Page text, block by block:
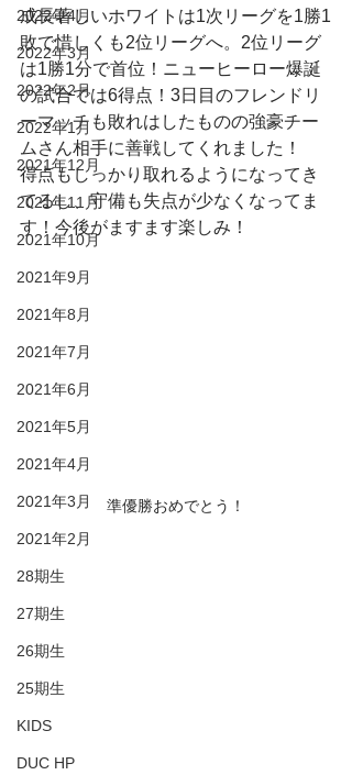
2022年4月
2022年3月
2022年2月
2022年1月
2021年12月
2021年11月
2021年10月
2021年9月
2021年8月
2021年7月
2021年6月
2021年5月
2021年4月
2021年3月
2021年2月
28期生
27期生
26期生
25期生
KIDS
DUC HP
成長著しいホワイトは1次リーグを1勝1
敗で惜しくも2位リーグへ。2位リーグ
は1勝1分で首位！ニューヒーロー爆誕
の試合では6得点！3日目のフレンドリ
ーマッチも敗れはしたものの強豪チー
ムさん相手に善戦してくれました！
得点もしっかり取れるようになってき
てるし、守備も失点が少なくなってま
す！今後がますます楽しみ！
準優勝おめでとう！